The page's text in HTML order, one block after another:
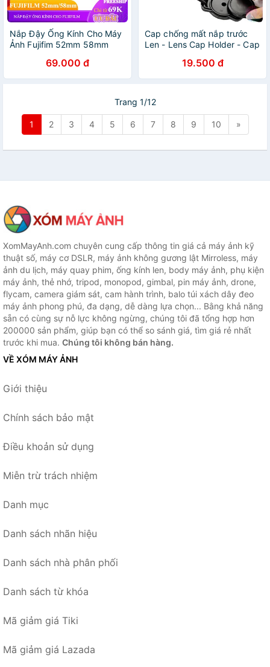
Nắp Đậy Ống Kính Cho Máy
Ảnh Fujifim 52mm 58mm
69.000 đ
Cap chống mất nắp trước
Len - Lens Cap Holder - Cap
19.500 đ
Trang 1/12
1 2 3 4 5 6 7 8 9 10 »
XomMayAnh.com chuyên cung cấp thông tin giá cả máy ảnh kỹ
thuật số, máy cơ DSLR, máy ảnh không gương lật Mirroless, máy
ảnh du lịch, máy quay phim, ống kính len, body máy ảnh, phụ kiện
máy ảnh, thẻ nhớ, tripod, monopod, gimbal, pin máy ảnh, drone,
flycam, camera giám sát, cam hành trình, balo túi xách dây đeo
máy ảnh phong phú, đa dạng, dễ dàng lựa chọn... Bằng khả năng
sẵn có cùng sự nỗ lực không ngừng, chúng tôi đã tổng hợp hơn
200000 sản phẩm, giúp bạn có thể so sánh giá, tìm giá rẻ nhất
trước khi mua. Chúng tôi không bán hàng.
VỀ XÓM MÁY ẢNH
Giới thiệu
Chính sách bảo mật
Điều khoản sử dụng
Miễn trừ trách nhiệm
Danh mục
Danh sách nhãn hiệu
Danh sách nhà phân phối
Danh sách từ khóa
Mã giảm giá Tiki
Mã giảm giá Lazada